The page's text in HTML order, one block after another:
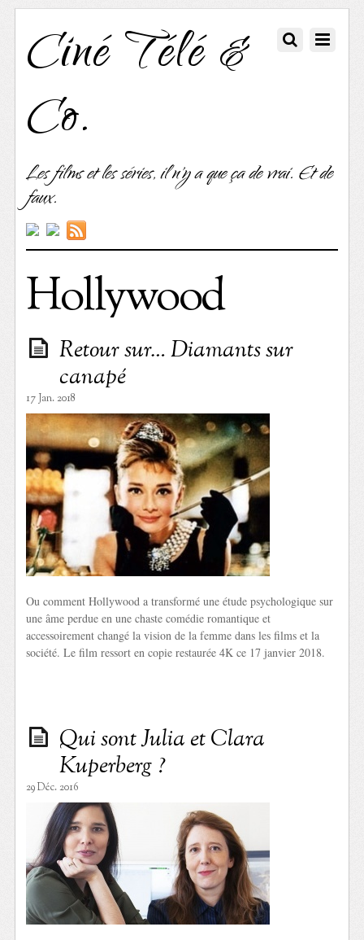
Ciné Télé &
Co.
Les films et les séries, il n'y a que ça de vrai. Et de
faux.
Hollywood
Retour sur… Diamants sur
canapé
17 Jan. 2018
Ou comment Hollywood a transformé une étude psychologique sur
une âme perdue en une chaste comédie romantique et
accessoirement changé la vision de la femme dans les films et la
société. Le film ressort en copie restaurée 4K ce 17 janvier 2018.
Qui sont Julia et Clara
Kuperberg ?
29 Déc. 2016